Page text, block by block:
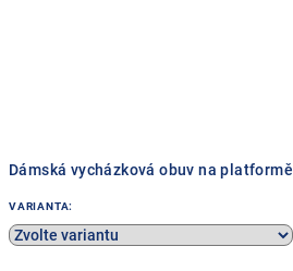
Dámská vycházková obuv na platformě
VARIANTA: